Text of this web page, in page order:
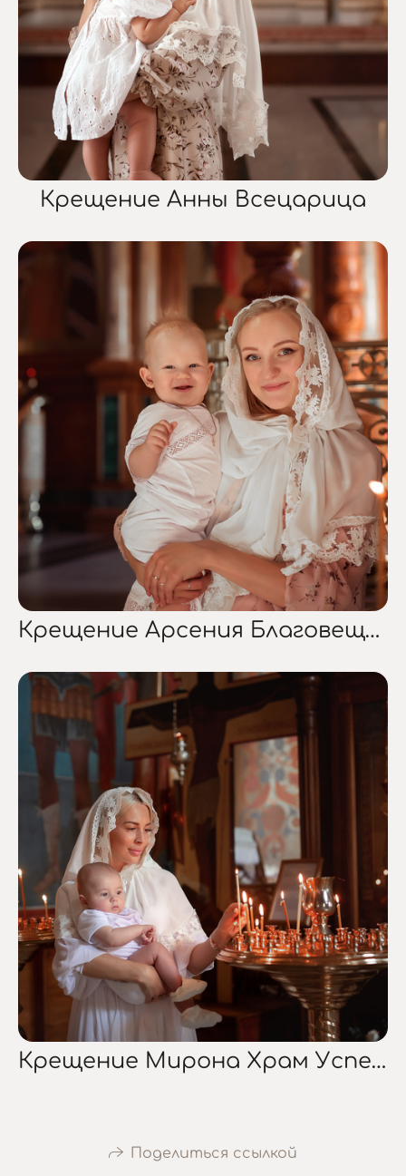
Крещение Анны Всецарица
Крещение Арсения Благовещенский собор
Крещение Мирона Храм Успения Пресвятой Богородицы
Поделиться ссылкой